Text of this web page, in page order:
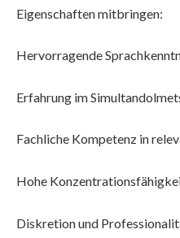
Eigenschaften mitbringen:
Hervorragende
Erfahrung im
Fachliche Kompetenz in
Hohe
Diskretion und